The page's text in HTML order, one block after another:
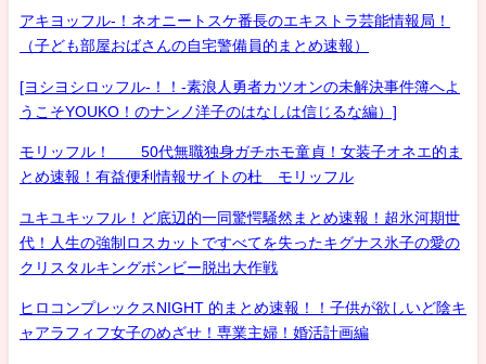
アキヨッフル-！ネオニートスケ番長のエキストラ芸能情報局！
（子ども部屋おばさんの自宅警備員的まとめ速報）
[ヨシヨシロッフル-！！-素浪人勇者カツオンの未解決事件簿へよ
うこそYOUKO！のナンノ洋子のはなしは信じるな編）]
モリッフル！ 50代無職独身ガチホモ童貞！女装子オネエ的ま
とめ速報！有益便利情報サイトの杜 モリッフル
ユキユキッフル！ど底辺的一同驚愕騒然まとめ速報！超氷河期世
代！人生の強制ロスカットですべてを失ったキグナス氷子の愛の
クリスタルキングボンビー脱出大作戦
ヒロコンプレックスNIGHT 的まとめ速報！！子供が欲しいど陰キ
ャアラフィフ女子のめざせ！専業主婦！婚活計画編